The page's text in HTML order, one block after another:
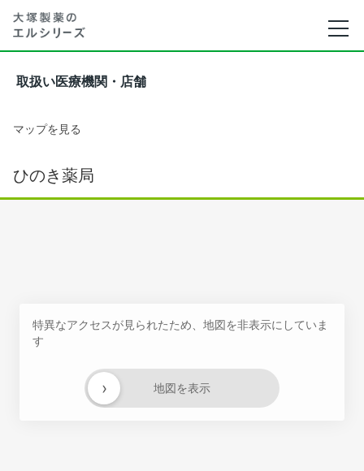
取扱い医療機関・店舗
マップを見る
ひのき薬局
特異なアクセスが見られたため、地図を非表示にしていま
す
地図を表示
›